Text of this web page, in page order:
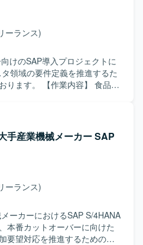
きく貢献できるポジションで
識やSAP S/4HANAの経験を活
図れる環境です。 【開発
領域／SDモジュール）を中
設計支援となります。
装に関する支援をご担当いた
テム、販売管理、管理会計と
トとして、担当領域の要件を
対応を行っていただきま
方針を理解したうえで標準
ていただける方を求めており
ュニケーションを円滑に行
していただける方を歓迎いた
参画し、PS、SD、COといっ
針の導入を経験していただけ
ステム試験や追加アドオン実
要件のフィット＆ギャップを
流まで一貫した導入プロセ
各モジュールを中心に標準機
たシステム構築を行ってお
ーランス)
けのSAP導入プロジェクトに
領域の要件定義を推進するた
内容】 食品メ
いながら、上流工程を中心に
【求める人物像】
ションを取りながら、主体的
ております。 【ポジシ
けの大規模SAP導入プロジェ
マスタ領域の上流工程をリー
境】 SAPを中
ロジェクトとなります。
手産業機械メーカー SAP
ーランス)
ーカーにおけるSAP S/4HANA
本番カットオーバーに向けた
要望対応を推進するための人